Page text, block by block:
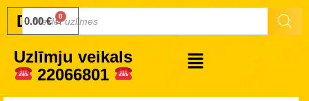
Druku.lv
0.00€
Uzlīmju veikals
22066801